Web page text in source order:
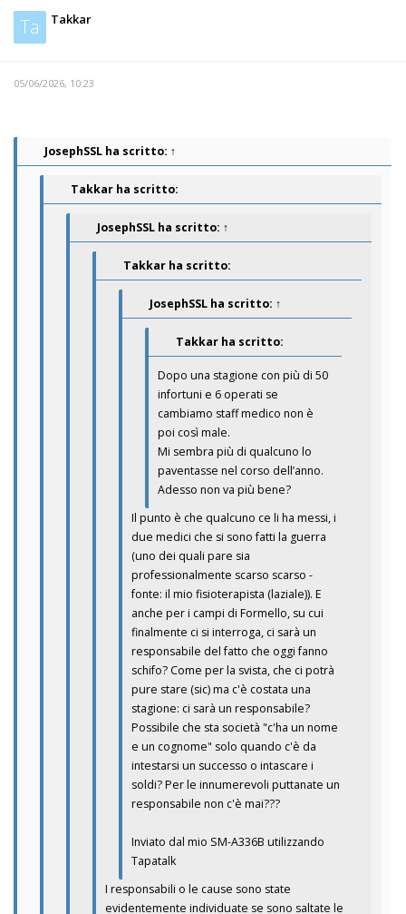
Ta Takkar
05/06/2026, 10:23
JosephSSL ha scritto: ↑
Takkar ha scritto:
JosephSSL ha scritto: ↑
Takkar ha scritto:
JosephSSL ha scritto: ↑
Takkar ha scritto:
Dopo una stagione con più di 50
infortuni e 6 operati se
cambiamo staff medico non è
poi così male.
Mi sembra più di qualcuno lo
paventasse nel corso dell’anno.
Adesso non va più bene?
Il punto è che qualcuno ce li ha messi, i
due medici che si sono fatti la guerra
(uno dei quali pare sia
professionalmente scarso scarso -
fonte: il mio fisioterapista (laziale)). E
anche per i campi di Formello, su cui
finalmente ci si interroga, ci sarà un
responsabile del fatto che oggi fanno
schifo? Come per la svista, che ci potrà
pure stare (sic) ma c'è costata una
stagione: ci sarà un responsabile?
Possibile che sta società "c'ha un nome
e un cognome" solo quando c'è da
intestarsi un successo o intascare i
soldi? Per le innumerevoli puttanate un
responsabile non c'è mai???
Inviato dal mio SM-A336B utilizzando
Tapatalk
I responsabili o le cause sono state
evidentemente individuate se sono saltate le